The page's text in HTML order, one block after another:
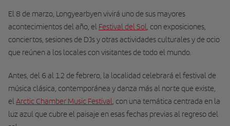
El 8 de marzo, Longyearbyen vivirá uno de sus mayores
acontecimientos del año, el Festival del Sol, con exposiciones,
conciertos, sesiones de DJs y otras actividades culturales y de ocio
que reúnen a los locales con visitantes de todo el mundo.
Antes, del 6 al 12 de febrero, la localidad celebrará el festival de
música clásica, contemporánea y danza más al norte que existe,
elArctic Chamber Music Festival, con una temática centrada en la
luz azul que cubre el paisaje en esas fechas previas al regreso del